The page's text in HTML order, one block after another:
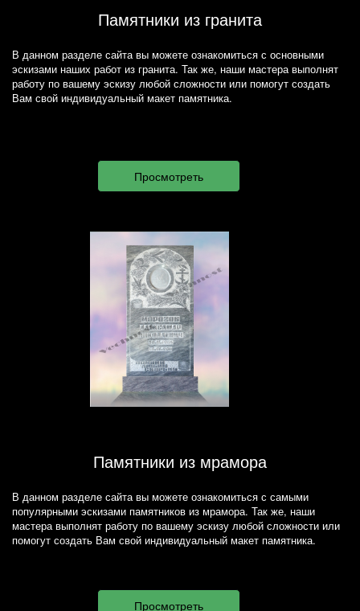
Памятники из гранита
В данном разделе сайта вы можете ознакомиться с основными
эскизами наших работ из гранита. Так же, наши мастера выполнят
работу по вашему эскизу любой сложности или помогут создать
Вам свой индивидуальный макет памятника.
Памятники из мрамора
В данном разделе сайта вы можете ознакомиться с самыми
популярными эскизами памятников из мрамора. Так же, наши
мастера выполнят работу по вашему эскизу любой сложности или
помогут создать Вам свой индивидуальный макет памятника.